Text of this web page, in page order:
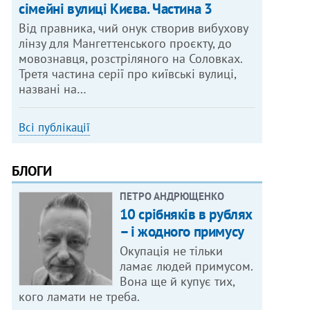
сімейні вулиці Києва. Частина 3
Від правника, чий онук створив вибухову
лінзу для Мангеттенського проєкту, до
мовознавця, розстріляного на Соловках.
Третя частина серії про київські вулиці,
названі на…
Всі публікації
БЛОГИ
ПЕТРО АНДРЮЩЕНКО
10 срібняків в рублях
– і жодного примусу
Окупація не тільки
ламає людей примусом.
Вона ще й купує тих,
кого ламати не треба.